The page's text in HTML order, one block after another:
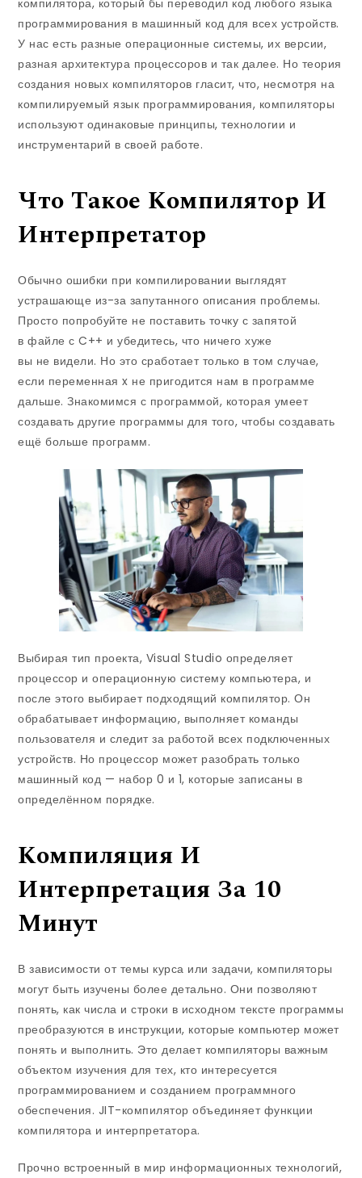
компилятора, который бы переводил код любого языка
программирования в машинный код для всех устройств.
У нас есть разные операционные системы, их версии,
разная архитектура процессоров и так далее. Но теория
создания новых компиляторов гласит, что, несмотря на
компилируемый язык программирования, компиляторы
используют одинаковые принципы, технологии и
инструментарий в своей работе.
Что Такое Компилятор И
Интерпретатор
Обычно ошибки при компилировании выглядят
устрашающе из-за запутанного описания проблемы.
Просто попробуйте не поставить точку с запятой
в файле с C++ и убедитесь, что ничего хуже
вы не видели. Но это сработает только в том случае,
если переменная x не пригодится нам в программе
дальше. Знакомимся с программой, которая умеет
создавать другие программы для того, чтобы создавать
ещё больше программ.
Выбирая тип проекта, Visual Studio определяет
процессор и операционную систему компьютера, и
после этого выбирает подходящий компилятор. Он
обрабатывает информацию, выполняет команды
пользователя и следит за работой всех подключенных
устройств. Но процессор может разобрать только
машинный код — набор 0 и 1, которые записаны в
определённом порядке.
Компиляция И
Интерпретация За 10
Минут
В зависимости от темы курса или задачи, компиляторы
могут быть изучены более детально. Они позволяют
понять, как числа и строки в исходном тексте программы
преобразуются в инструкции, которые компьютер может
понять и выполнить. Это делает компиляторы важным
объектом изучения для тех, кто интересуется
программированием и созданием программного
обеспечения. JIT-компилятор объединяет функции
компилятора и интерпретатора.
Прочно встроенный в мир информационных технологий,